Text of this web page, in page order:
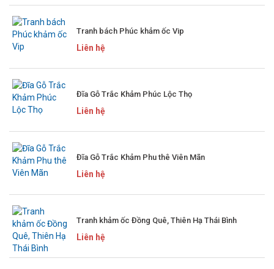
Tranh bách Phúc khảm ốc Vip
Liên hệ
Đĩa Gỗ Trắc Khảm Phúc Lộc Thọ
Liên hệ
Đĩa Gỗ Trắc Khảm Phu thê Viên Mãn
Liên hệ
Tranh khảm ốc Đồng Quê, Thiên Hạ Thái Bình
Liên hệ